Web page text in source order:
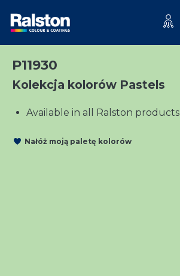
P11930
Kolekcja kolorów Pastels
Available in all Ralston products
Nałóż moją paletę kolorów